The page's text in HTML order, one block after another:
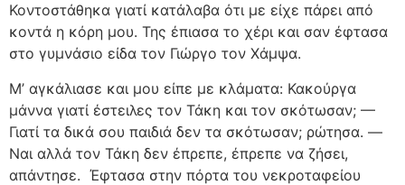
Κοντοστάθηκα γιατί κατάλαβα ότι με είχε πάρει από
κοντά η κόρη μου. Της έπιασα το χέρι και σαν έφτασα
στο γυμνάσιο είδα τον Γιώργο τον Χάμψα.
Μ’ αγκάλιασε και μου είπε με κλάματα: Κακούργα
μάννα γιατί έστειλες τον Τάκη και τον σκότωσαν; —
Γιατί τα δικά σου παιδιά δεν τα σκότωσαν; ρώτησα. —
Ναι αλλά τον Τάκη δεν έπρεπε, έπρεπε να ζήσει,
απάντησε. Έφτασα στην πόρτα του νεκροταφείου